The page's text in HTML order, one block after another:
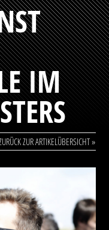
IM A
ZUR ARTIKELÜBERSICHT »